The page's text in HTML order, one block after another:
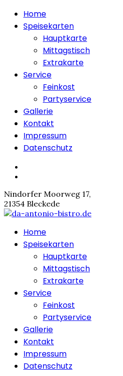
Home
Speisekarten
Hauptkarte
Mittagstisch
Extrakarte
Service
Feinkost
Partyservice
Gallerie
Kontakt
Impressum
Datenschutz
Nindorfer Moorweg 17,
21354 Bleckede
Home
Speisekarten
Hauptkarte
Mittagstisch
Extrakarte
Service
Feinkost
Partyservice
Gallerie
Kontakt
Impressum
Datenschutz